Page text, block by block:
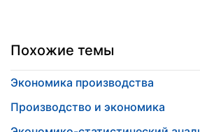
Похожие темы
Экономика производства
Производство и экономика